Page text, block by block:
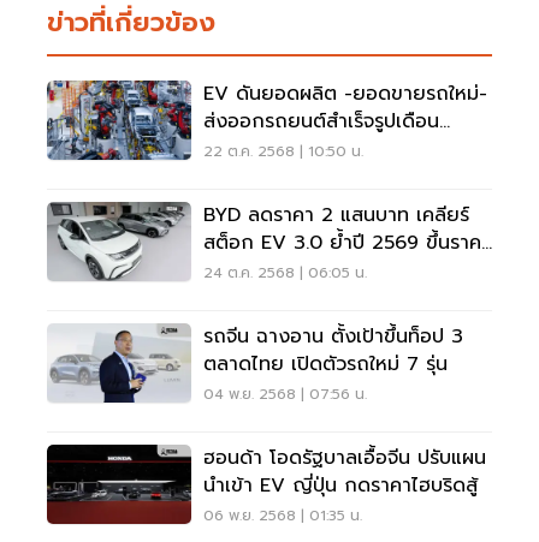
ข่าวที่เกี่ยวข้อง
EV ดันยอดผลิต -ยอดขายรถใหม่-
ส่งออกรถยนต์สำเร็จรูปเดือน
ก.ย.68 พุ่ง
22 ต.ค. 2568 | 10:50 น.
BYD ลดราคา 2 แสนบาท เคลียร์
สต็อก EV 3.0 ย้ำปี 2569 ขึ้นราคา
รถใหม่
24 ต.ค. 2568 | 06:05 น.
รถจีน ฉางอาน ตั้งเป้าขึ้นท็อป 3
ตลาดไทย เปิดตัวรถใหม่ 7 รุ่น
04 พ.ย. 2568 | 07:56 น.
ฮอนด้า โอดรัฐบาลเอื้อจีน ปรับแผน
นำเข้า EV ญี่ปุ่น กดราคาไฮบริดสู้
06 พ.ย. 2568 | 01:35 น.